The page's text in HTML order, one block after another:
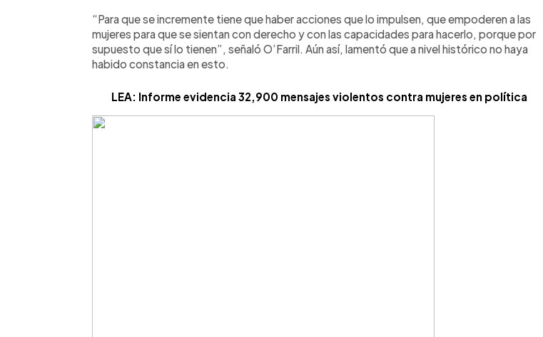
“Para que se incremente tiene que haber acciones que lo impulsen, que empoderen a las
mujeres para que se sientan con derecho y con las capacidades para hacerlo, porque por
supuesto que sí lo tienen”, señaló O’Farril. Aún así, lamentó que a nivel histórico no haya
habido constancia en esto.
LEA: Informe evidencia 32,900 mensajes violentos contra mujeres en política